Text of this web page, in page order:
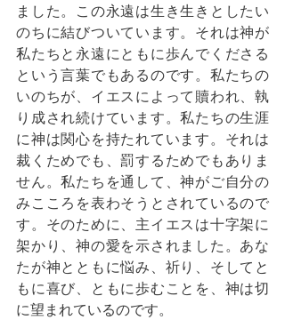
ました。この永遠は生き生きとしたい
のちに結びついています。それは神が
私たちと永遠にともに歩んでくださる
という言葉でもあるのです。私たちの
いのちが、イエスによって贖われ、執
り成され続けています。私たちの生涯
に神は関心を持たれています。それは
裁くためでも、罰するためでもありま
せん。私たちを通して、神がご自分の
みこころを表わそうとされているので
す。そのために、主イエスは十字架に
架かり、神の愛を示されました。あな
たが神とともに悩み、祈り、そしてと
もに喜び、ともに歩むことを、神は切
に望まれているのです。